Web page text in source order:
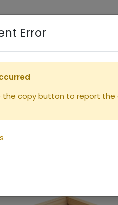
Boutique
Dt 5 Stuparul
Error
the copy button to report the